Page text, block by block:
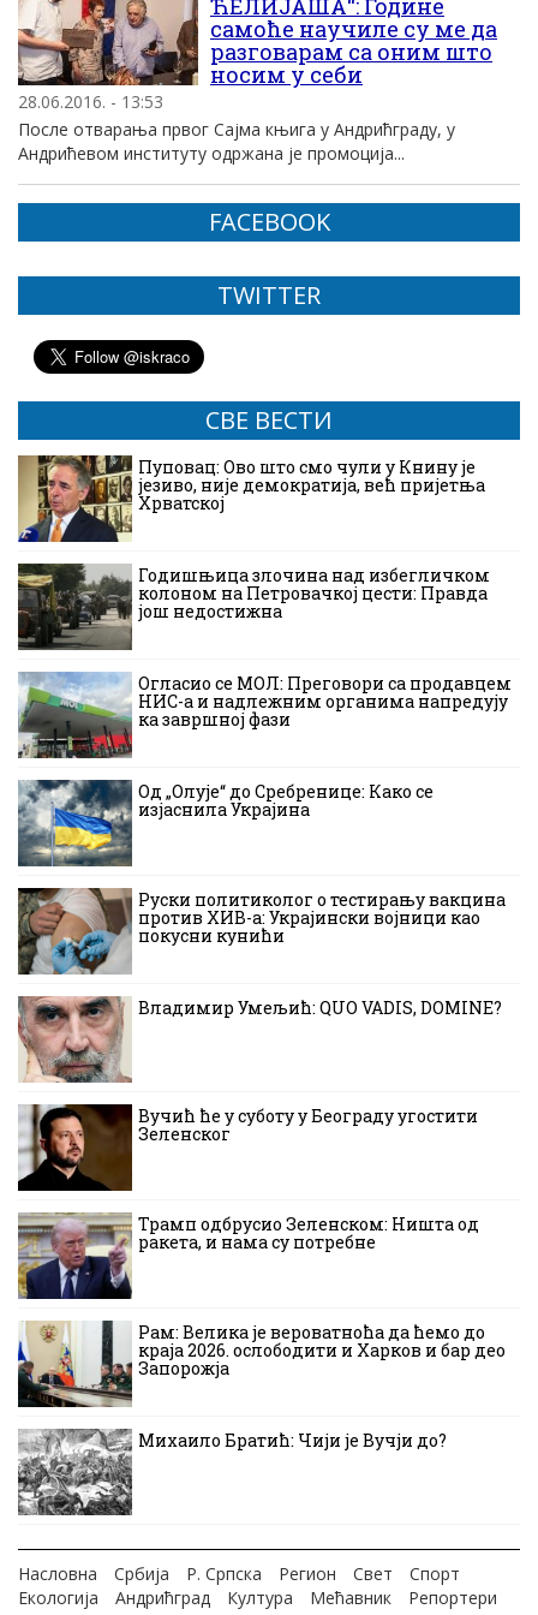
ЋЕЛИЈАША“: Године
самоће научиле су ме да
разговарам са оним што
носим у себи
28.06.2016. - 13:53
После отварања првог Сајма књига у Андрићграду, у
Андрићевом институту одржана је промоција...
FACEBOOK
TWITTER
СВЕ ВЕСТИ
Пуповац: Ово што смо чули у Книну је
језиво, није демократија, већ пријетња
Хрватској
Годишњица злочина над избегличком
колоном на Петровачкој цести: Правда
још недостижна
Огласио се МОЛ: Преговори са продавцем
НИС-а и надлежним органима напредују
ка завршној фази
Од „Олује“ до Сребренице: Како се
изјаснила Украјина
Руски политиколог о тестирању вакцина
против ХИВ-а: Украјински војници као
покусни кунићи
Владимир Умељић: QUO VADIS, DOMINE?
Вучић ће у суботу у Београду угостити
Зеленског
Трамп одбрусио Зеленском: Ништа од
ракета, и нама су потребне
Рам: Велика је вероватноћа да ћемо до
краја 2026. ослободити и Харков и бар део
Запорожја
Михаило Братић: Чији је Вучји до?
Насловна Србија Р. Српска Регион Свет
Спорт
Екологија
Андрићград Култура Мећавник Репортери